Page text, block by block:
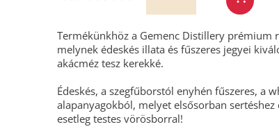
Termékünkhöz a Gemenc Distillery prémium
melynek édeskés illata és fűszeres jegyei
akácméz tesz kerekké.
Édeskés, a szegfűborstól enyhén fűszeres, a
alapanyagokból, melyet elsősorban
esetleg testes vörösborral!